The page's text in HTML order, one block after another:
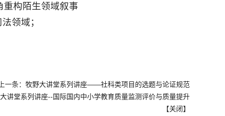
构陌生领域叙事
领域；
上一条： 牧野大讲堂系列讲座——社科类项目的选题与论证规范
讲堂系列讲座--国际国内中小学教育质量监测评价与质量提升
【关闭】